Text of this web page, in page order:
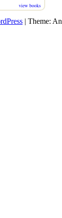
view books
| Theme: